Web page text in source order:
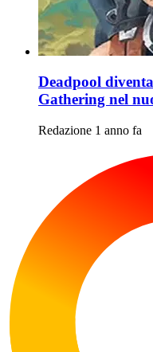
Deadpool
Gathering nel
Redazione 1 anno fa